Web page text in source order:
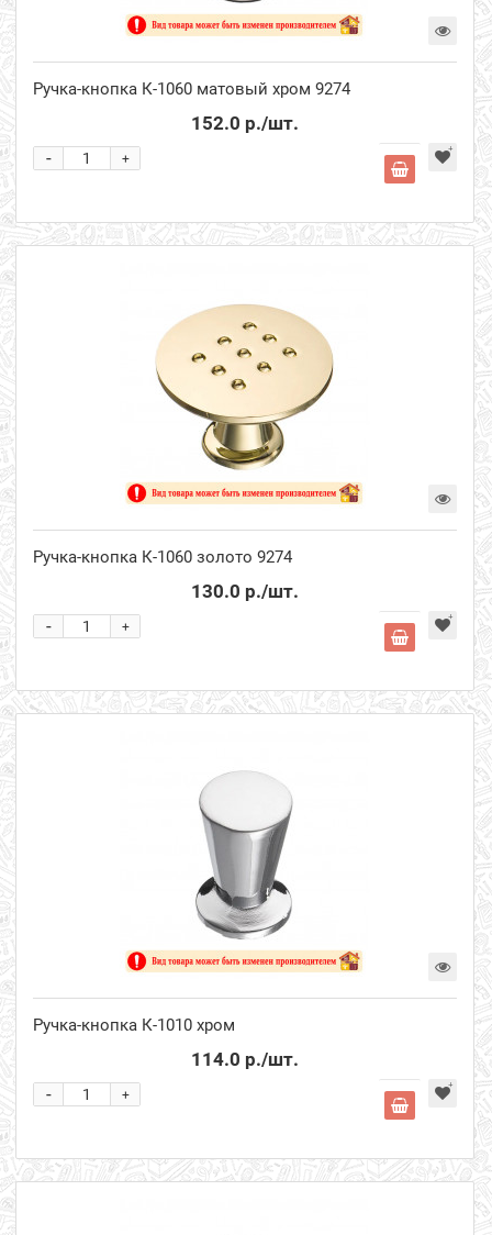
Ручка-кнопка К-1060 матовый хром 9274
152.0 р./шт.
+
-
Ручка-кнопка К-1060 золото 9274
130.0 р./шт.
+
-
Ручка-кнопка К-1010 хром
114.0 р./шт.
+
-